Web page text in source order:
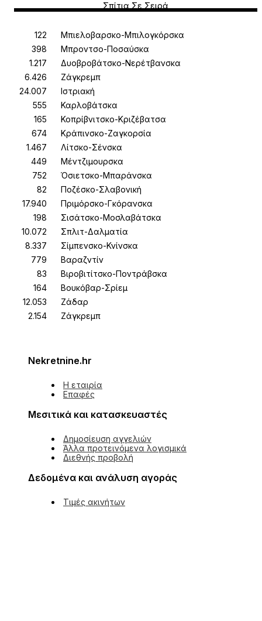
Σπίτια Σε Σειρά
Μπιελοβαρσκο-Μπιλογκόρσκα
Μπροντσο-Ποσαύσκα
Δυοβροβάτσκο-Νερέτβανσκα
Ζάγκρεμπ
Ιστριακή
Καρλοβάτσκα
Κοπρίβνιτσκο-Κριζέβατσα
Κράπινσκο-Ζαγκορσία
Λίτσκο-Σένσκα
Μέντζιμουρσκα
Όσιετσκο-Μπαράνσκα
Ποζέσκο-Σλαβονική
Πριμόρσκο-Γκόρανσκα
Σισάτσκο-Μοσλαβάτσκα
Σπλιτ-Δαλματία
Σίμπενσκο-Κνίνσκα
Βαραζντίν
Βιροβιτίτσκο-Ποντράβσκα
Βουκόβαρ-Σρίεμ
Ζάδαρ
Ζάγκρεμπ
Nekretnine.hr
Η εταιρία
Επαφές
Μεσιτικά και κατασκευαστές
Δημοσίευση αγγελιών
Άλλα προτεινόμενα λογισμικά
Διεθνής προβολή
Δεδομένα και ανάλυση αγοράς
Τιμές ακινήτων